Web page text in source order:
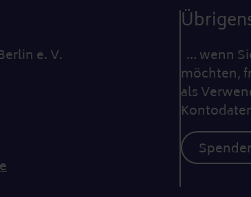
e. V.
… wenn
möchten,
als